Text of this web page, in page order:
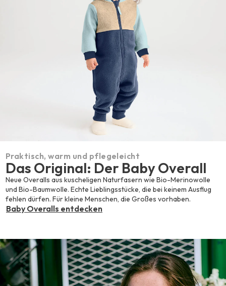
Praktisch, warm und pflegeleicht
Das Original: Der Baby Overall
Neue Overalls aus kuscheligen Naturfasern wie Bio-Merinowolle
und Bio-Baumwolle. Echte Lieblingsstücke, die bei keinem Ausflug
fehlen dürfen. Für kleine Menschen, die Großes vorhaben.
Baby Overalls entdecken